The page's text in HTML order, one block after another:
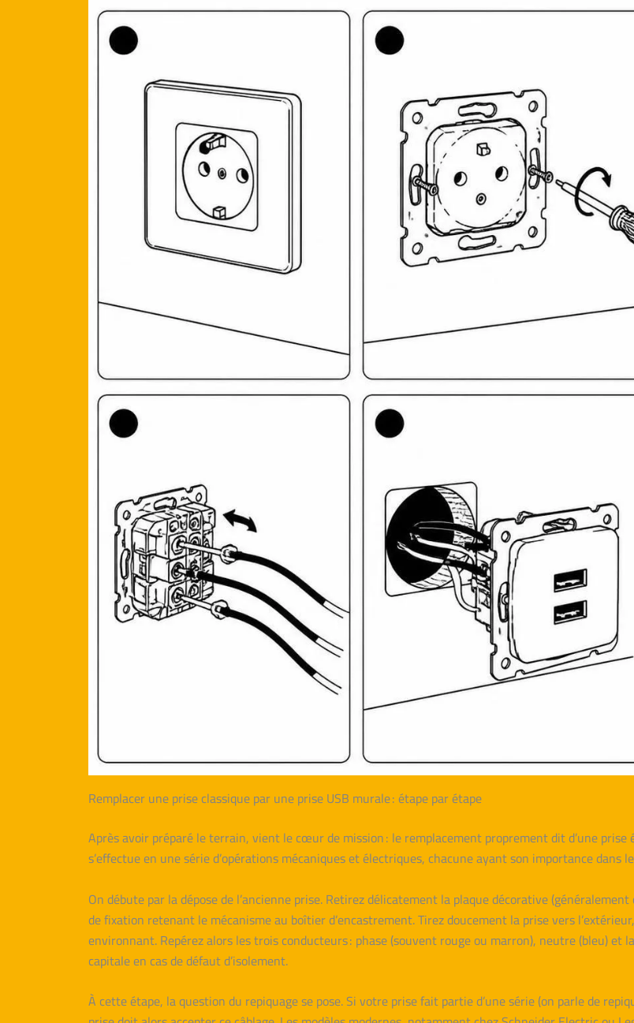
Remplacer une prise classique par une prise USB murale : étape par étape
Après avoir préparé le terrain, vient le cœur de mission : le remplacement proprement dit d’une
s’effectue en une série d’opérations mécaniques et électriques, chacune ayant son importance dans
On débute par la dépose de l’ancienne prise. Retirez délicatement la plaque décorative
de fixation retenant le mécanisme au boîtier d’encastrement. Tirez doucement la prise vers
environnant. Repérez alors les trois conducteurs : phase (souvent rouge ou marron), neutre (bleu)
capitale en cas de défaut d’isolement.
À cette étape, la question du repiquage se pose. Si votre prise fait partie d’une série (on parle de